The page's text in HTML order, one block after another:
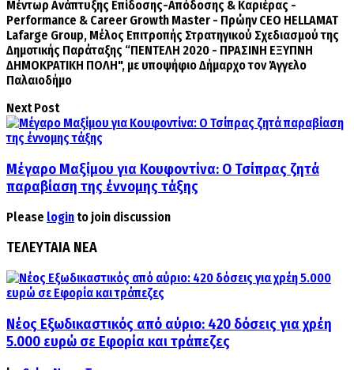
Μέντωρ Ανάπτυξης Επίδοσης-Απόδοσης & Καριέρας -
Performance & Career Growth Master - Πρώην CEO HELLAMAT
Lafarge Group, Μέλος Επιτροπής Στρατηγικού Σχεδιασμού της
Δημοτικής Παράταξης “ΠΕΝΤΕΛΗ 2020 - ΠΡΑΣΙΝΗ ΕΞΥΠΝΗ
ΔΗΜΟΚΡΑΤΙΚΗ ΠΟΛΗ", με υποψήφιο Δήμαρχο τον Άγγελο
Παλαιοδήμο
Next Post
Μέγαρο Μαξίμου για Κουφοντίνα: Ο Τσίπρας ζητά
παραβίαση της έννομης τάξης
Please login to join discussion
ΤΕΛΕΥΤΑΙΑ ΝΕΑ
Νέος Εξωδικαστικός από αύριο: 420 δόσεις για χρέη
5.000 ευρώ σε Εφορία και τράπεζες